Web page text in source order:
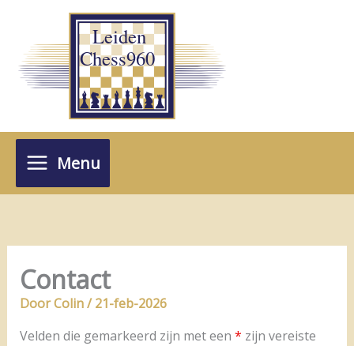
inhoud
Menu
Contact
DoorColin/21-feb-2026
Velden die gemarkeerd zijn met een * zijn vereiste